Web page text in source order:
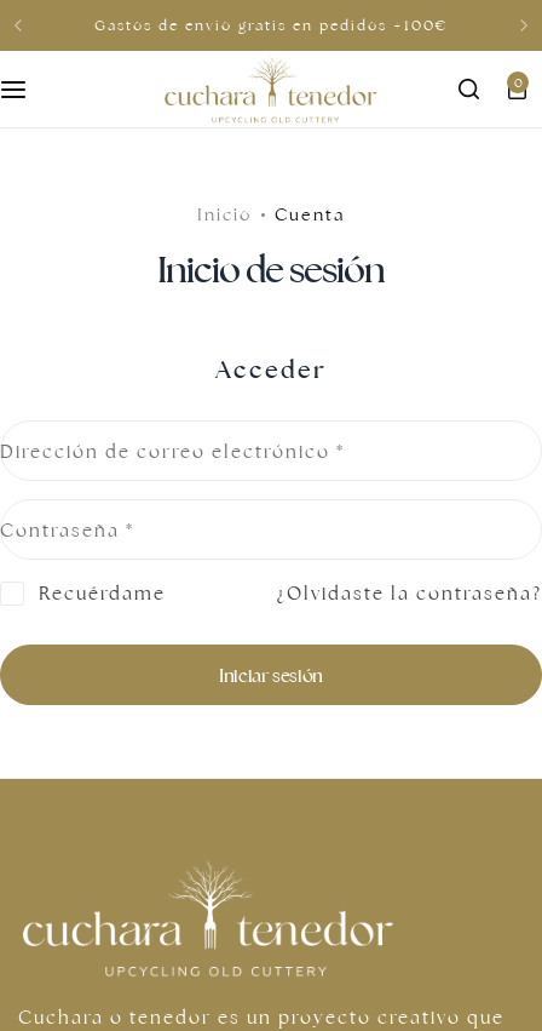
Gastos de envio gratis en pedidos +100€
0
Inicio Cuenta
Inicio de sesión
Acceder
Dirección de correo electrónico *
Contraseña *
Recuérdame ¿Olvidaste la contraseña?
Iniciar sesión
Cuchara o tenedor es un proyecto creativo que
Para compartir